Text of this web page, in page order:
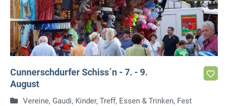
Cunnerschdurfer Schiss´n - 7. - 9.
August
Vereine, Gaudi, Kinder, Treff, Essen & Trinken, Fest